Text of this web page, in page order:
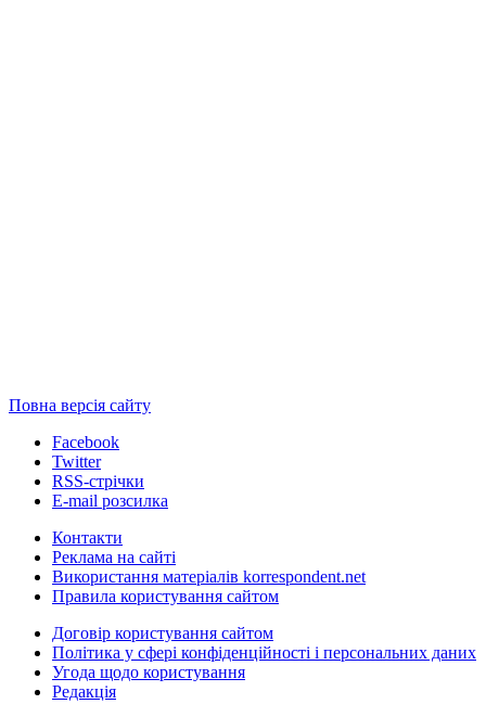
Повна версія сайту
Facebook
Twitter
RSS-стрічки
E-mail розсилка
Контакти
Реклама на сайті
Використання матеріалів korrespondent.net
Правила користування сайтом
Договір користування сайтом
Політика у сфері конфіденційності і персональних даних
Угода щодо користування
Редакція